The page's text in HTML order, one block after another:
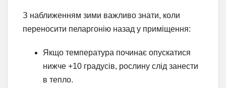
З наближенням зими важливо знати, коли
переносити пеларгонію назад у приміщення:
Якщо температура починає опускатися
нижче +10 градусів, рослину слід занести
в тепло.